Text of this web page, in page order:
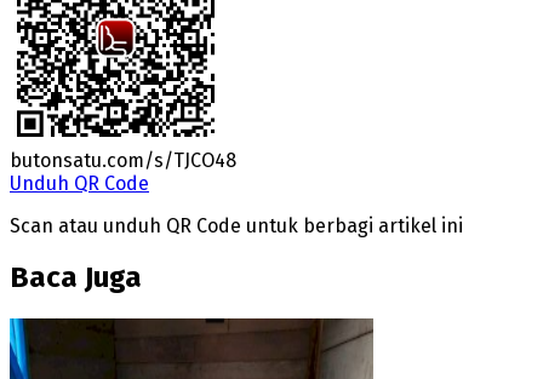
butonsatu.com/s/TJCO48
Unduh QR Code
Scan atau unduh QR Code untuk berbagi artikel ini
Baca Juga